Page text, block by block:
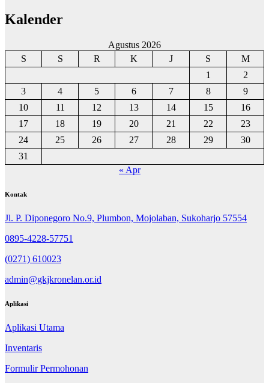
Kalender
Agustus 2026
S
S R K J S
M
1
2
3
4 5 6 7 8
9
10
11 12 13 14 15
16
17
18 19 20 21 22
23
24
25 26 27 28 29
30
31
« Apr
Kontak
Jl. P. Diponegoro No.9, Plumbon, Mojolaban, Sukoharjo 57554
0895-4228-57751
(0271) 610023
admin@gkjkronelan.or.id
Aplikasi
Aplikasi Utama
Inventaris
Formulir Permohonan